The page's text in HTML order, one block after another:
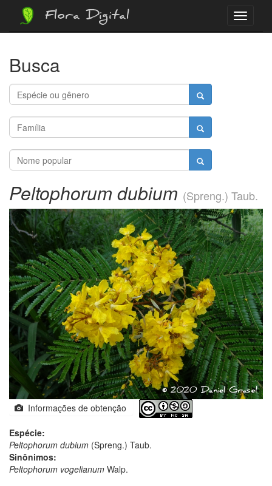
Menu
Flora Digital
Busca
Peltophorum dubium (Spreng.) Taub.
Informações de obtenção
Espécie:
Peltophorum dubium (Spreng.) Taub.
Sinônimos:
Peltophorum vogelianum Walp.